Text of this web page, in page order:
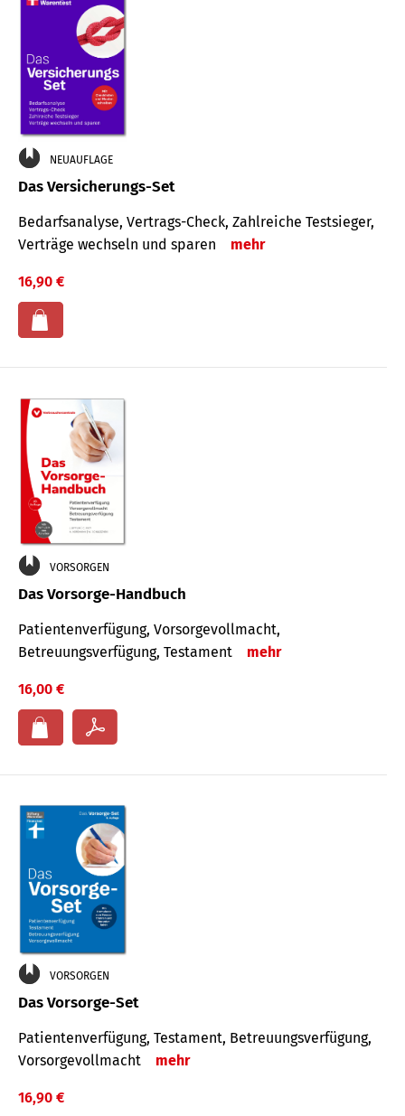
NEUAUFLAGE
Das Versicherungs-Set
Bedarfsanalyse, Vertrags-Check, Zahlreiche Testsieger,
Verträge wechseln und sparen
mehr
16,90 €
VORSORGEN
Das Vorsorge-Handbuch
Patientenverfügung, Vorsorgevollmacht,
Betreuungsverfügung, Testament
mehr
16,00 €
VORSORGEN
Das Vorsorge-Set
Patienten­ver­fügung, Testa­ment, Be­treuungs­verfü­gung,
Vor­sorge­voll­macht
mehr
16,90 €